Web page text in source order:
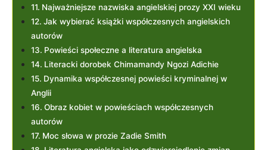
Najważniejsze nazwiska angielskiej prozy XXI wieku
Jak wybierać książki współczesnych angielskich
autorów
Powieści społeczne a literatura angielska
Literacki dorobek Chimamandy Ngozi Adichie
Dynamika współczesnej powieści kryminalnej w
Anglii
Obraz kobiet w powieściach współczesnych
autorów
Moc słowa w prozie Zadie Smith